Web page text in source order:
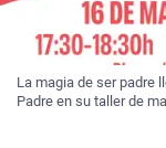
La magia de ser padre
Padre en su taller de